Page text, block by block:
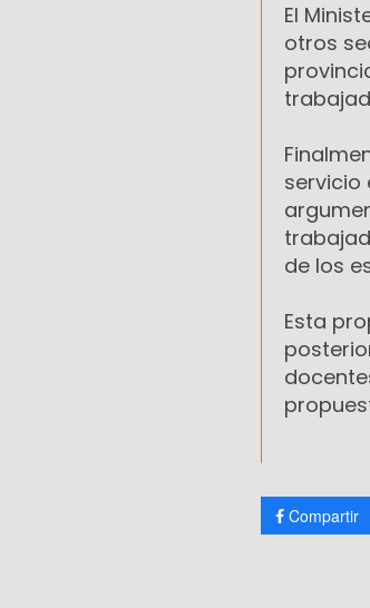
El
otros
servicio
de los
Esta
Compartir